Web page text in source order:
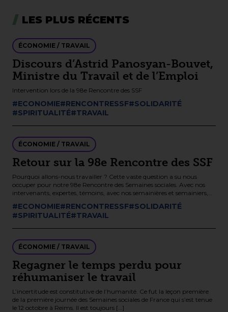
LES PLUS RÉCENTS
ÉCONOMIE / TRAVAIL
Discours d’Astrid Panosyan-Bouvet,
Ministre du Travail et de l’Emploi
Intervention lors de la 98e Rencontre des SSF
#ECONOMIE#RENCONTRESSF#SOLIDARITÉ
#SPIRITUALITÉ#TRAVAIL
ÉCONOMIE / TRAVAIL
Retour sur la 98e Rencontre des SSF
Pourquoi allons-nous travailler ? Cette vaste question a su nous
occuper pour notre 98e Rencontre des Semaines sociales. Avec nos
intervenants, expertes, témoins, avec nos semainières et semainiers,
#ECONOMIE#RENCONTRESSF#SOLIDARITÉ
#SPIRITUALITÉ#TRAVAIL
ÉCONOMIE / TRAVAIL
Regagner le temps perdu pour
réhumaniser le travail
L’incertitude est constitutive de l’humanité. Ce fut la leçon première
de la première journée des Semaines sociales de France qui s’est tenue
le 12 octobre à Reims. Il est toujours […]